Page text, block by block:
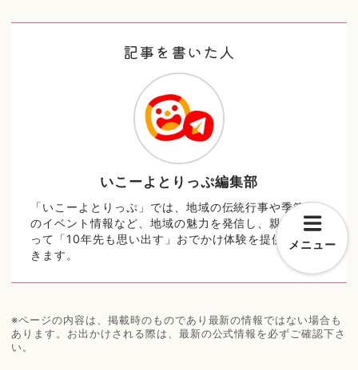
記事を書いた人
いこーよとりっぷ編集部
「いこーよとりっぷ」では、地域の伝統行事や季節毎
のイベント情報など、地域の魅力を発信し、親子にと
って「10年先も思い出す」おでかけ体験を提供してい
きます。
※ページの内容は、掲載時のものであり最新の情報ではない場合も
あります。お出かけされる際は、最新の公式情報を必ずご確認下さ
い。
メニュー